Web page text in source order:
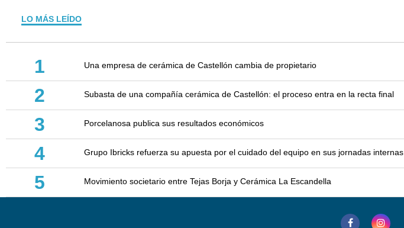
LO MÁS LEÍDO
1 Una empresa de cerámica de Castellón cambia de propietario
2 Subasta de una compañía cerámica de Castellón: el proceso entra en la recta final
3 Porcelanosa publica sus resultados económicos
4 Grupo Ibricks refuerza su apuesta por el cuidado del equipo en sus jornadas internas
5 Movimiento societario entre Tejas Borja y Cerámica La Escandella